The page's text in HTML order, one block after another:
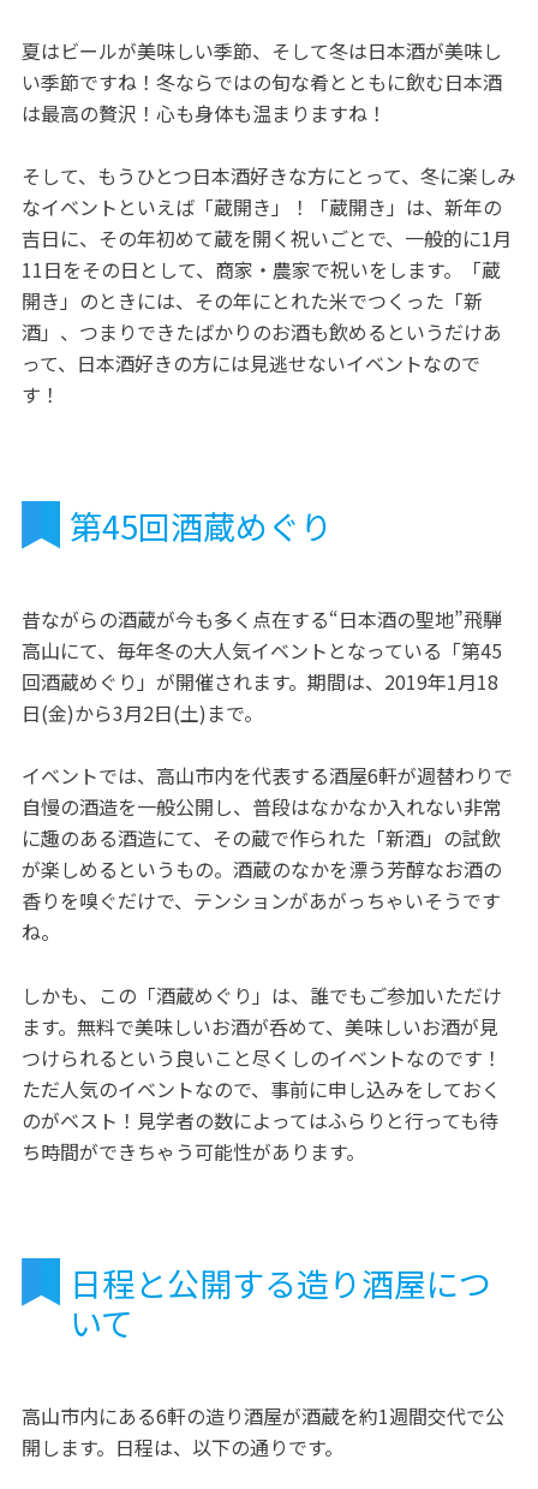
夏はビールが美味しい季節、そして冬は日本酒が美味し
い季節ですね！冬ならではの旬な肴とともに飲む日本酒
は最高の贅沢！心も身体も温まりますね！
そして、もうひとつ日本酒好きな方にとって、冬に楽しみ
なイベントといえば「蔵開き」！「蔵開き」は、新年の
吉日に、その年初めて蔵を開く祝いごとで、一般的に1月
11日をその日として、商家・農家で祝いをします。「蔵
開き」のときには、その年にとれた米でつくった「新
酒」、つまりできたばかりのお酒も飲めるというだけあ
って、日本酒好きの方には見逃せないイベントなので
す！
第45回酒蔵めぐり
昔ながらの酒蔵が今も多く点在する“日本酒の聖地”飛騨
高山にて、毎年冬の大人気イベントとなっている「第45
回酒蔵めぐり」が開催されます。期間は、2019年1月18
日(金)から3月2日(土)まで。
イベントでは、高山市内を代表する酒屋6軒が週替わりで
自慢の酒造を一般公開し、普段はなかなか入れない非常
に趣のある酒造にて、その蔵で作られた「新酒」の試飲
が楽しめるというもの。酒蔵のなかを漂う芳醇なお酒の
香りを嗅ぐだけで、テンションがあがっちゃいそうです
ね。
しかも、この「酒蔵めぐり」は、誰でもご参加いただけ
ます。無料で美味しいお酒が呑めて、美味しいお酒が見
つけられるという良いこと尽くしのイベントなのです！
ただ人気のイベントなので、事前に申し込みをしておく
のがベスト！見学者の数によってはふらりと行っても待
ち時間ができちゃう可能性があります。
日程と公開する造り酒屋につ
いて
高山市内にある6軒の造り酒屋が酒蔵を約1週間交代で公
開します。日程は、以下の通りです。